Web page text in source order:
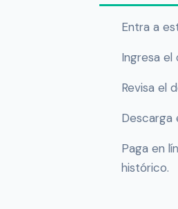
Entra a
Ingresa
Revisa el
Descarga
Paga en
histórico.